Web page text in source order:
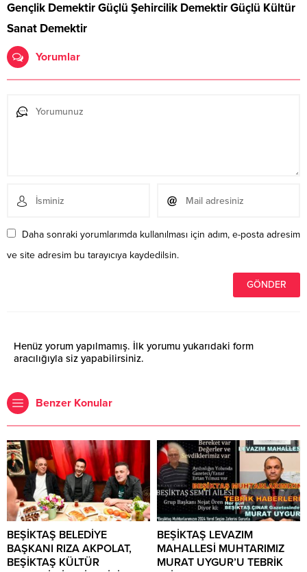
Gençlik Demektir Güçlü Şehircilik Demektir Güçlü Kültür
Sanat Demektir
Yorumlar
Daha sonraki yorumlarımda kullanılması için adım, e-posta adresim
ve site adresim bu tarayıcıya kaydedilsin.
Henüz yorum yapılmamış. İlk yorumu yukarıdaki form
aracılığıyla siz yapabilirsiniz.
Benzer Konular
BEŞİKTAŞ BELEDİYE
BAŞKANI RIZA AKPOLAT,
BEŞİKTAŞ KÜLTÜR
BEŞİKTAŞ LEVAZIM
MAHALLESİ MUHTARIMIZ
MURAT UYGUR’U TEBRİK